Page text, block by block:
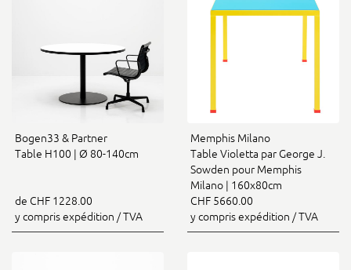
Bogen33 & Partner
Table H100 | Ø 80-140cm
de CHF 1228.00
y compris expédition / TVA
Memphis Milano
Table Violetta par George J.
Sowden pour Memphis
Milano | 160x80cm
CHF 5660.00
y compris expédition / TVA